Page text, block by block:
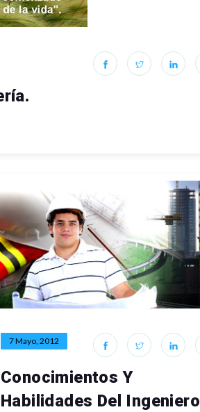
7 Mayo, 2012
Conocimientos Y
Habilidades Del Ingeniero